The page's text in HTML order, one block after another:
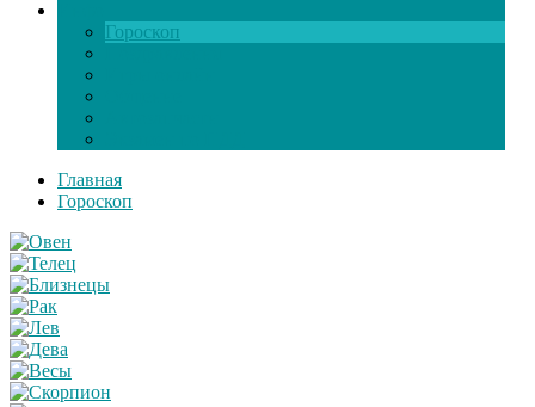
Гороскоп
Главная
Гороскоп